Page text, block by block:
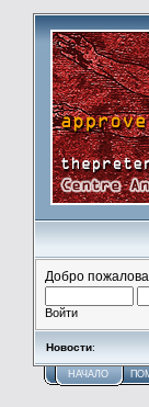
Добро
Войти
Новости:
НАЧАЛО